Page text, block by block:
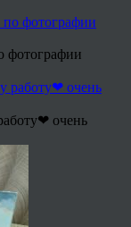
фотографии
очень